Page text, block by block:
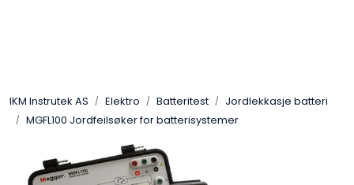
IKM Instrutek AS Elektro Batteritest
Jordlekkasje batteri
MGFL100 Jordfeilsøker for batterisystemer
Elektro